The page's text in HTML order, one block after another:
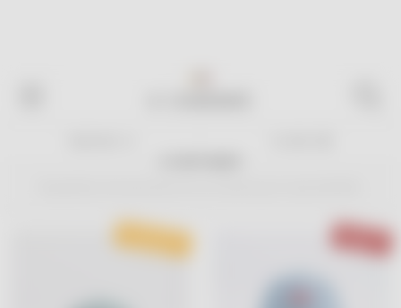
Dernier article
en stock ! Rupture de